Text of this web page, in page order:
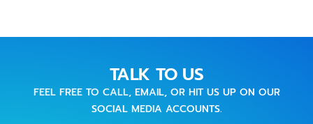
TALK TO US
FEEL FREE TO CALL, EMAIL, OR HIT US UP ON OUR
SOCIAL MEDIA ACCOUNTS.